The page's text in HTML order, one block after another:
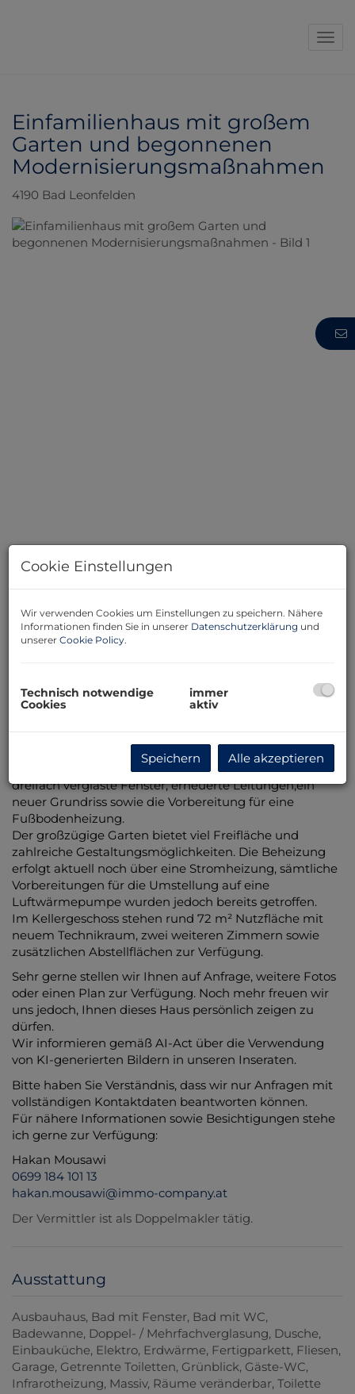
Einfamilienhaus mit großem
Garten und begonnenen
Modernisierungsmaßnahmen
4190 Bad Leonfelden
Beschreibung
Dieses Einfamilienhaus wurde 1988 in massiver
von rund 195 m² verteilt sich auf zwei Stockwerke mit
insgesamt fünf Zimmern.
Das Obergeschoss befindet sich derzeit noch in
Sanierung, wobei bereits wesentliche Investitionen
umgesetzt wurden. Dazu zählen ein neues Dach,
dreifach verglaste Fenster, erneuerte Leitungen,ein
neuer Grundriss sowie die Vorbereitung für eine
Fußbodenheizung.
Der großzügige Garten bietet viel Freifläche und
zahlreiche Gestaltungsmöglichkeiten. Die Beheizung
erfolgt aktuell noch über eine Stromheizung, sämtliche
Vorbereitungen für die Umstellung auf eine
Luftwärmepumpe wurden jedoch bereits getroffen.
Im Kellergeschoss stehen rund 72 m² Nutzfläche mit
neuem Technikraum, zwei weiteren Zimmern sowie
zusätzlichen Abstellflächen zur Verfügung.
Sehr gerne stellen wir Ihnen auf Anfrage, weitere Fotos
oder einen Plan zur Verfügung. Noch mehr freuen wir
uns jedoch, Ihnen dieses Haus persönlich zeigen zu
dürfen.
Wir informieren gemäß AI-Act über die Verwendung
von KI-generierten Bildern in unseren Inseraten.
Bitte haben Sie Verständnis, dass wir nur Anfragen mit
vollständigen Kontaktdaten beantworten können.
Für nähere Informationen sowie Besichtigungen stehe
ich gerne zur Verfügung:
Hakan Mousawi
0699 184 101 13
hakan.mousawi@immo-company.at
Der Vermittler ist als Doppelmakler tätig.
Ausstattung
Ausbauhaus Bad mit Fenster Bad mit WC
Badewanne Doppel- / Mehrfachverglasung Dusche
Einbauküche Elektro Erdwärme Fertigparkett Fliesen
Garage Getrennte Toiletten Grünblick Gäste-WC
Infrarotheizung Massiv Räume veränderbar Toilette
Cookie Einstellungen
Wir verwenden Cookies um Einstellungen zu speichern. Nähere
Informationen finden Sie in unserer Datenschutzerklärung und
unserer Cookie Policy.
Technisch notwendige
Cookies
immer
aktiv
Speichern Alle akzeptieren